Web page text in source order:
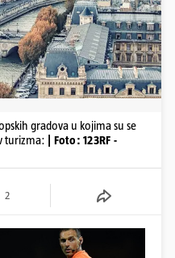
gradova u kojima su se
turizma:
| Foto: 123RF -
2